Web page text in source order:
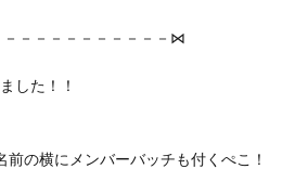
－－－－－－－－－－⋈
した！！
の横にメンバーバッチも付くぺこ！